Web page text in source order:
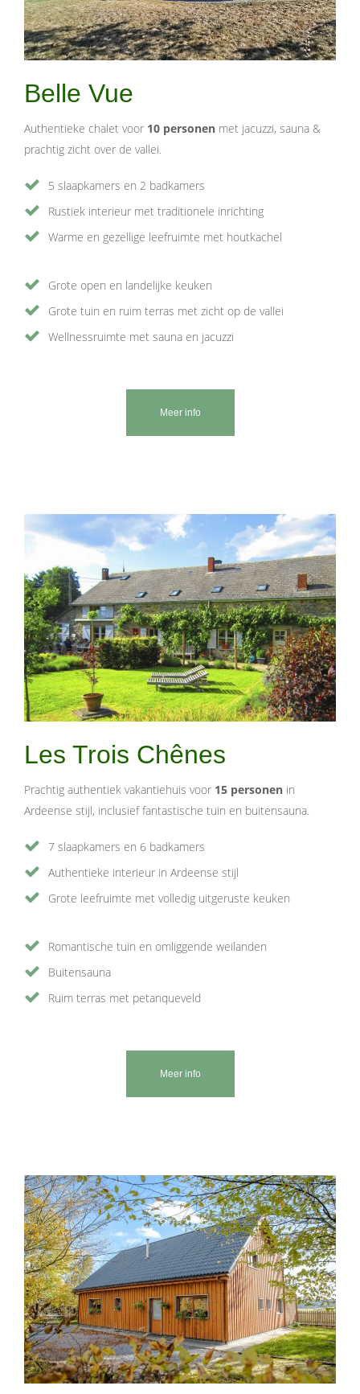
Belle Vue
Authentieke chalet voor 10 personen met jacuzzi, sauna &
prachtig zicht over de vallei.
5 slaapkamers en 2 badkamers
Rustiek interieur met traditionele inrichting
Warme en gezellige leefruimte met houtkachel
Grote open en landelijke keuken
Grote tuin en ruim terras met zicht op de vallei
Wellnessruimte met sauna en jacuzzi
Meer info
Les Trois Chênes
Prachtig authentiek vakantiehuis voor 15 personen in
Ardeense stijl, inclusief fantastische tuin en buitensauna.
7 slaapkamers en 6 badkamers
Authentieke interieur in Ardeense stijl
Grote leefruimte met volledig uitgeruste keuken
Romantische tuin en omliggende weilanden
Buitensauna
Ruim terras met petanqueveld
Meer info